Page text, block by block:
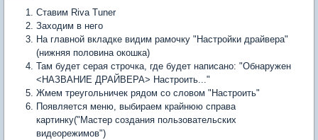
Ставим Riva Tuner
Заходим в него
На главной вкладке видим рамочку "Настройки драйвера"
(нижняя половина окошка)
Там будет серая строчка, где будет написано: "Обнаружен
<НАЗВАНИЕ ДРАЙВЕРА> Настроить..."
Жмем треугольничек рядом со словом "Настроить"
Появляется меню, выбираем крайнюю справа
картинку("Мастер создания пользовательских
видеорежимов")